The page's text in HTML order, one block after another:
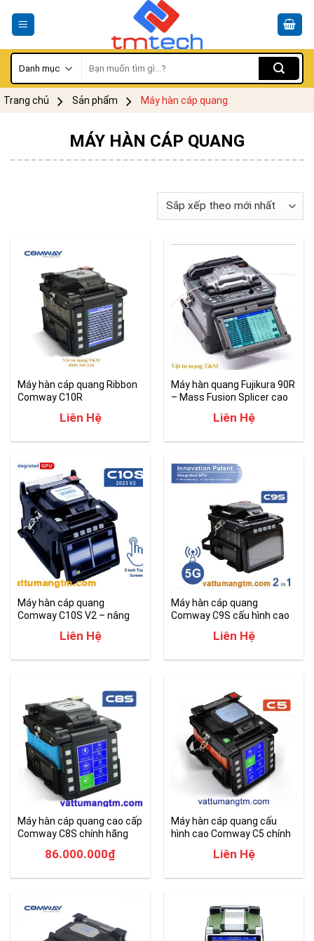
kiếm:
Trang chủ Sản phẩm Máy hàn cáp quang
MÁY HÀN CÁP QUANG
Máy hàn cáp quang Ribbon
Comway C10R
Liên Hệ
Máy hàn quang Fujikura 90R
– Mass Fusion Splicer cao
Liên Hệ
Máy hàn cáp quang
Comway C10S V2 – nâng
Liên Hệ
Máy hàn cáp quang
Comway C9S cấu hình cao
Liên Hệ
Máy hàn cáp quang cao cấp
Comway C8S chính hãng
86.000.000₫
Máy hàn cáp quang cấu
hình cao Comway C5 chính
Liên Hệ